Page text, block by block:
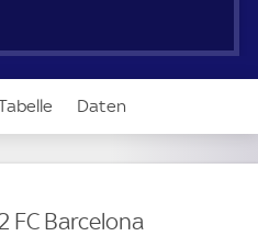
u
Daten
FC Barcelona